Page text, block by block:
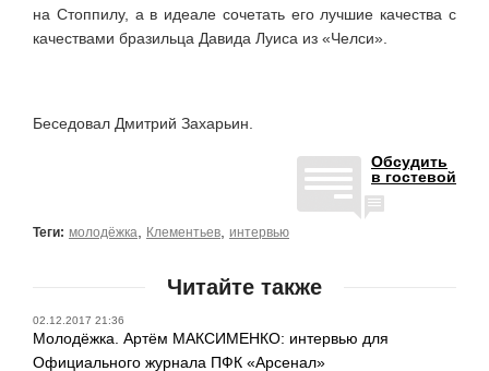
на Стоппилу, а в идеале сочетать его лучшие качества с
качествами бразильца Давида Луиса из «Челси».
Беседовал Дмитрий Захарьин.
Обсудить
в гостевой
Теги: молодёжка Клементьев интервью
Читайте также
02.12.2017 21:36
Молодёжка. Артём МАКСИМЕНКО: интервью для
Официального журнала ПФК «Арсенал»